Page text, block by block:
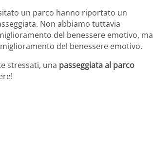
un parco hanno riportato un
Non abbiamo tuttavia
del benessere emotivo, ma
del benessere emotivo.
stressati, una passeggiata al parco